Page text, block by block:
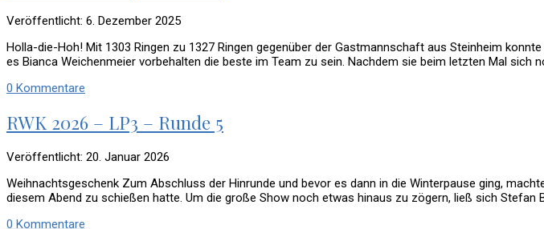
Veröffentlicht: 6. Dezember 2025
Holla-die-Hoh! Mit 1303 Ringen zu 1327 Ringen gegenüber der Gastmannschaft aus Steinheim
es Bianca Weichenmeier vorbehalten die beste im Team zu sein. Nachdem sie beim letzten Mal
0 Kommentare
RWK 2026 – LP3 – Runde 5
Veröffentlicht: 20. Januar 2026
Weihnachtsgeschenk Zum Abschluss der Hinrunde und bevor es dann in die Winterpause ging,
diesem Abend zu schießen hatte. Um die große Show noch etwas hinaus zu zögern, ließ sich
0 Kommentare